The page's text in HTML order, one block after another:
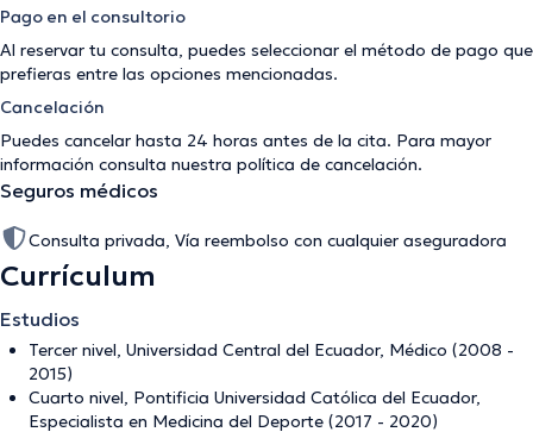
Pago en el consultorio
Al reservar tu consulta, puedes seleccionar el método de pago que
prefieras entre las opciones mencionadas.
Cancelación
Puedes cancelar hasta 24 horas antes de la cita. Para mayor
información consulta nuestra política de cancelación.
Seguros médicos
Consulta privada, Vía reembolso con cualquier aseguradora
Currículum
Estudios
Tercer nivel, Universidad Central del Ecuador, Médico (2008 -
2015)
Cuarto nivel, Pontificia Universidad Católica del Ecuador,
Especialista en Medicina del Deporte (2017 - 2020)